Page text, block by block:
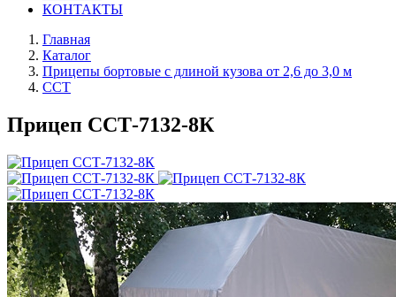
КОНТАКТЫ
Главная
Каталог
Прицепы бортовые с длиной кузова от 2,6 до 3,0 м
ССТ
Прицеп ССТ-7132-8К